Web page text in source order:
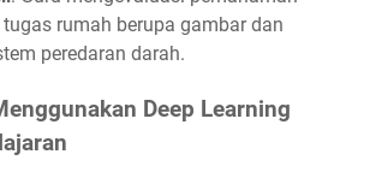
rumah berupa gambar dan
peredaran darah.
Deep Learning